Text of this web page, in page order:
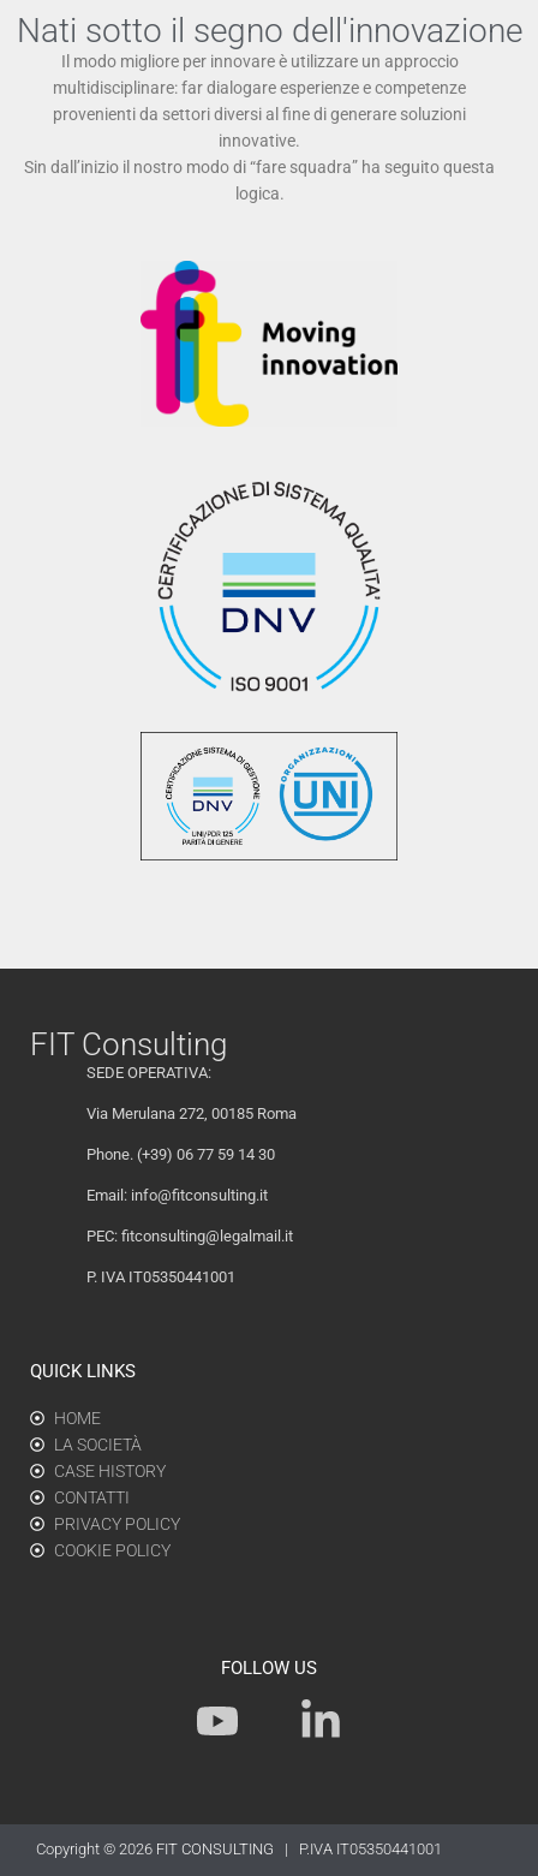
Nati sotto il segno dell'innovazione
Il modo migliore per innovare è utilizzare un approccio
multidisciplinare: far dialogare esperienze e competenze
provenienti da settori diversi al fine di generare soluzioni
innovative.
Sin dall’inizio il nostro modo di “fare squadra” ha seguito questa
logica.
FIT Consulting
SEDE OPERATIVA:
Via Merulana 272, 00185 Roma
Phone. (+39) 06 77 59 14 30
Email: info@fitconsulting.it
PEC: fitconsulting@legalmail.it
P. IVA IT05350441001
QUICK LINKS
HOME
LA SOCIETÀ
CASE HISTORY
CONTATTI
PRIVACY POLICY
COOKIE POLICY
FOLLOW US
Y
o
t
L
i
k
Copyright © 2026 FIT CONSULTING | P.IVA IT05350441001